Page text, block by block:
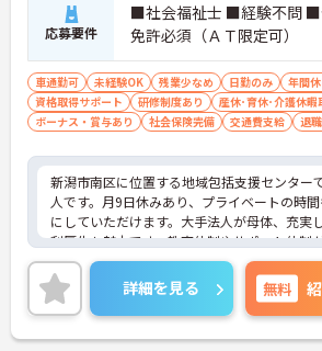
応募要件
■社会福祉士 ■経験不問 ■
免許必須（ＡＴ限定可）
車通勤可 未経験OK 残業少なめ 日勤のみ
年間
資格取得サポート
研修制度あり
産休･育休･介護休暇
ボーナス・賞与あり
社会保険完備 交通費支給 退
新潟市南区に位置する地域包括支援センター
人です。月9日休みあり、プライベートの時
にしていただけます。大手法人が母体、充実
利厚生も魅力です。教育体制やサポート体制
ていますので、包括センターでの勤務経験が
も安心してご勤務いただけます。
ご興味のある方には、面接対策ポイントなど
に詳細をお話しいたしますのでお気軽にご相
さい！
詳細を見る 無料